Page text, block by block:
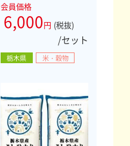
会員価格
6,000円 (税抜)
/セット
栃木県 米・穀物